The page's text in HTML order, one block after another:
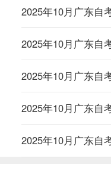
2025年10月广东自
2025年10月广东自
2025年10月广东自
2025年10月广东自